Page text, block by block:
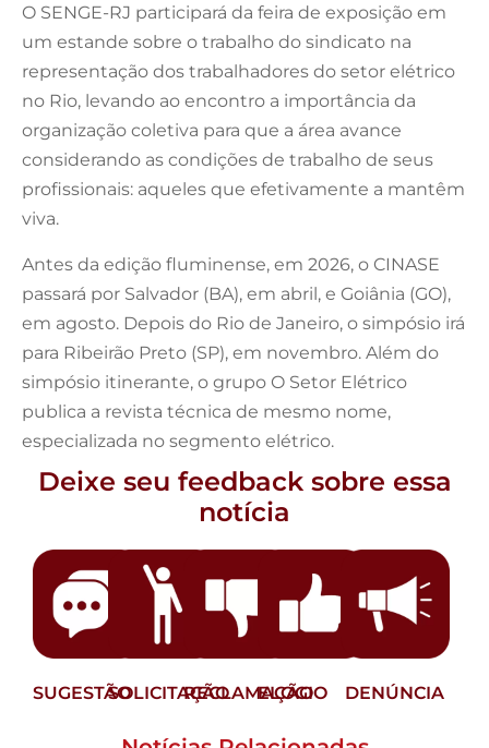
O SENGE-RJ participará da feira de exposição em
um estande sobre o trabalho do sindicato na
representação dos trabalhadores do setor elétrico
no Rio, levando ao encontro a importância da
organização coletiva para que a área avance
considerando as condições de trabalho de seus
profissionais: aqueles que efetivamente a mantêm
viva.
Antes da edição fluminense, em 2026, o CINASE
passará por Salvador (BA), em abril, e Goiânia (GO),
em agosto. Depois do Rio de Janeiro, o simpósio irá
para Ribeirão Preto (SP), em novembro. Além do
simpósio itinerante, o grupo O Setor Elétrico
publica a revista técnica de mesmo nome,
especializada no segmento elétrico.
Deixe seu feedback sobre essa
notícia
SUGESTÃOSOLICITAÇÃORECLAMAÇÃO
ELOGIO DENÚNCIA